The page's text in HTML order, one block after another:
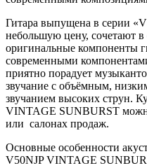
Гитара выпущена в серии
небольшую цену, сочетают в
оригинальные компоненты
современными
приятно порадует
звучание с объёмным,
звучанием высоких струн.
VINTAGE SUNBURST
или салонах продаж.
Основные особенности
V50NJP VINTAGE